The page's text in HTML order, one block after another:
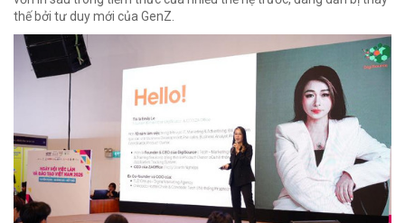
thế bởi tư duy mới của GenZ.